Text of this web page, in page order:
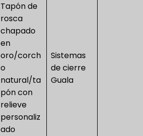
Tapón de
rosca
chapado
en
oro/corch
o
natural/ta
pón con
relieve
personaliz
ado
Sistemas
de cierre
Guala